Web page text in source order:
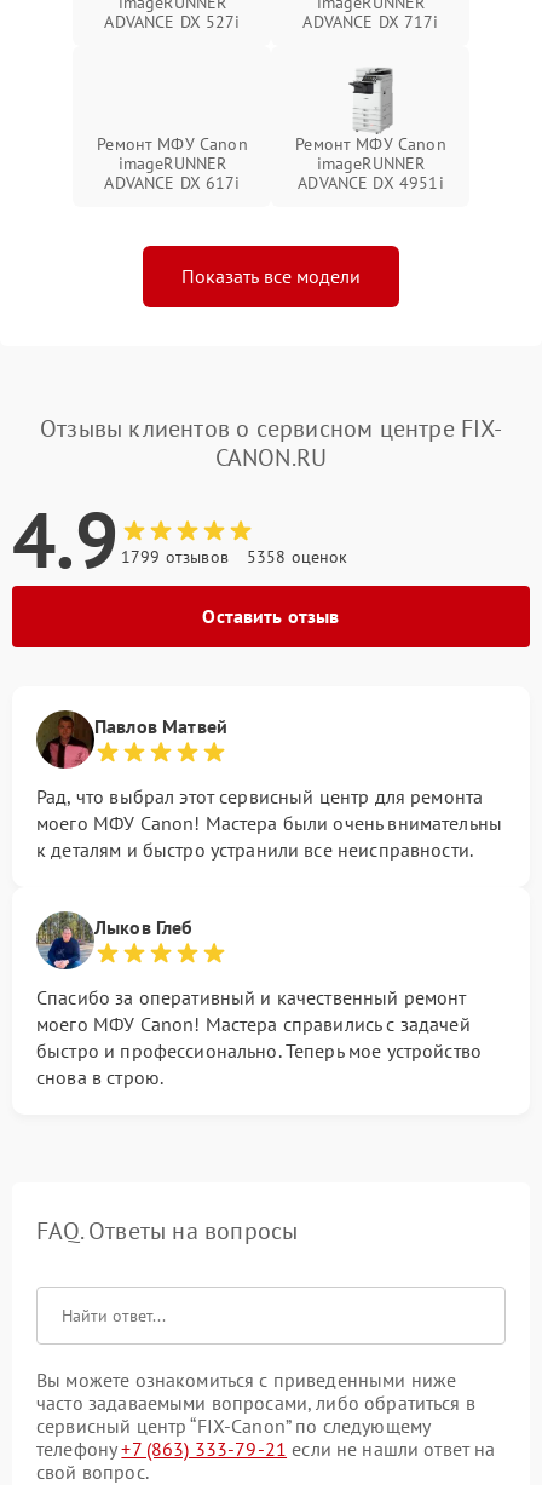
ADVANCE DX 527i
ADVANCE DX 717i
Ремонт МФУ Canon
imageRUNNER
ADVANCE DX 617i
Ремонт МФУ Canon
imageRUNNER
ADVANCE DX 4951i
Показать все модели
Отзывы клиентов о сервисном центре FIX-
CANON.RU
4.9 1799 отзывов 5358 оценок
Оставить отзыв
Павлов Матвей
Рад, что выбрал этот сервисный центр для ремонта
моего МФУ Canon! Мастера были очень внимательны
к деталям и быстро устранили все неисправности.
Лыков Глеб
Спасибо за оперативный и качественный ремонт
моего МФУ Canon! Мастера справились с задачей
быстро и профессионально. Теперь мое устройство
снова в строю.
FAQ. Ответы на вопросы
Вы можете ознакомиться с приведенными ниже
часто задаваемыми вопросами, либо обратиться в
сервисный центр “FIX-Canon” по следующему
телефону+7 (863) 333-79-21 если не нашли ответ на
свой вопрос.